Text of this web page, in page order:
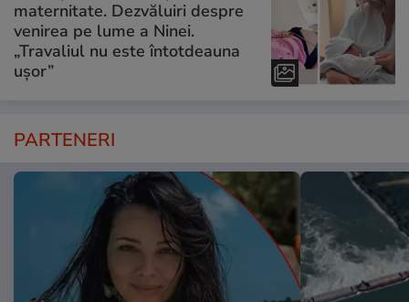
maternitate. Dezvăluiri despre
venirea pe lume a Ninei.
„Travaliul nu este întotdeauna
ușor”
PARTENERI